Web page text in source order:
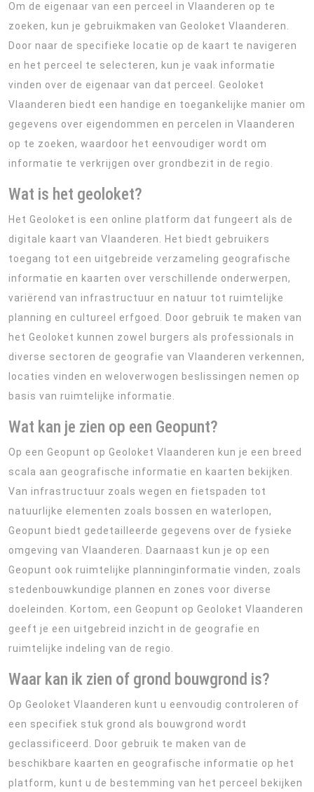
Om de eigenaar van een perceel in Vlaanderen op te
zoeken, kun je gebruikmaken van Geoloket Vlaanderen.
Door naar de specifieke locatie op de kaart te navigeren
en het perceel te selecteren, kun je vaak informatie
vinden over de eigenaar van dat perceel. Geoloket
Vlaanderen biedt een handige en toegankelijke manier om
gegevens over eigendommen en percelen in Vlaanderen
op te zoeken, waardoor het eenvoudiger wordt om
informatie te verkrijgen over grondbezit in de regio.
Wat is het geoloket?
Het Geoloket is een online platform dat fungeert als de
digitale kaart van Vlaanderen. Het biedt gebruikers
toegang tot een uitgebreide verzameling geografische
informatie en kaarten over verschillende onderwerpen,
variërend van infrastructuur en natuur tot ruimtelijke
planning en cultureel erfgoed. Door gebruik te maken van
het Geoloket kunnen zowel burgers als professionals in
diverse sectoren de geografie van Vlaanderen verkennen,
locaties vinden en weloverwogen beslissingen nemen op
basis van ruimtelijke informatie.
Wat kan je zien op een Geopunt?
Op een Geopunt op Geoloket Vlaanderen kun je een breed
scala aan geografische informatie en kaarten bekijken.
Van infrastructuur zoals wegen en fietspaden tot
natuurlijke elementen zoals bossen en waterlopen,
Geopunt biedt gedetailleerde gegevens over de fysieke
omgeving van Vlaanderen. Daarnaast kun je op een
Geopunt ook ruimtelijke planninginformatie vinden, zoals
stedenbouwkundige plannen en zones voor diverse
doeleinden. Kortom, een Geopunt op Geoloket Vlaanderen
geeft je een uitgebreid inzicht in de geografie en
ruimtelijke indeling van de regio.
Waar kan ik zien of grond bouwgrond is?
Op Geoloket Vlaanderen kunt u eenvoudig controleren of
een specifiek stuk grond als bouwgrond wordt
geclassificeerd. Door gebruik te maken van de
beschikbare kaarten en geografische informatie op het
platform, kunt u de bestemming van het perceel bekijken